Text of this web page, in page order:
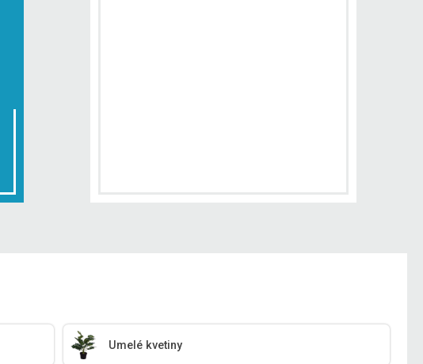
Umelé kvetiny